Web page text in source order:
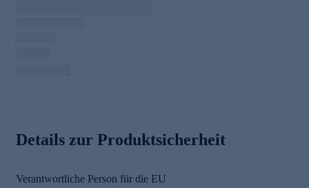
Details zur Produktsicherheit
Verantwortliche Person für die EU